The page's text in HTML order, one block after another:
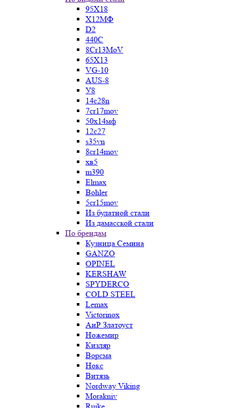
95Х18
Х12МФ
D2
440C
8Cr13MoV
65Х13
VG-10
AUS-8
У8
14c28n
7cr17mov
50х14мф
12c27
s35vn
8cr14mov
хв5
m390
Elmax
Bohler
5cr15mov
Из булатной стали
Из дамасской стали
По брендам
Кузница Семина
GANZO
OPINEL
KERSHAW
SPYDERCO
COLD STEEL
Lemax
Victorinox
АиР Златоуст
Ножемир
Кизляр
Ворсма
Нокс
Витязь
Nordway Viking
Morakniv